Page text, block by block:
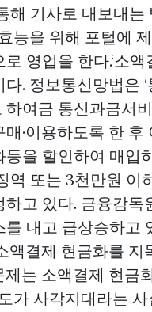
해 기사로 내보내는
능을 위해 포털에
영업을 한다.‘소
. 정보통신망법은
하여금 통신과금서
·이용하도록 한 후
등을 할인하여 매입
역 또는 3천만원 이
하고 있다. 금융감독
를 내고 급상승하고
액결제 현금화를 지
제는 소액결제 현금
가 사각지대라는